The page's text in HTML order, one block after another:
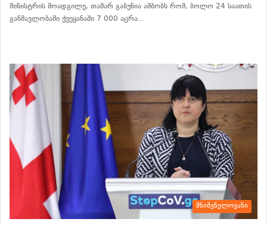
მინისტრის მოადგილე, თამარ გაბუნია ამბობს რომ, ბოლო 24 საათის
განმავლობაში ქვეყანაში 7 000 აცრა…
მნიშვნელოვანი